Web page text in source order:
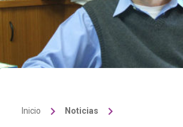
Inicio keyboard_arrow_right Noticias keyboard_arrow_right